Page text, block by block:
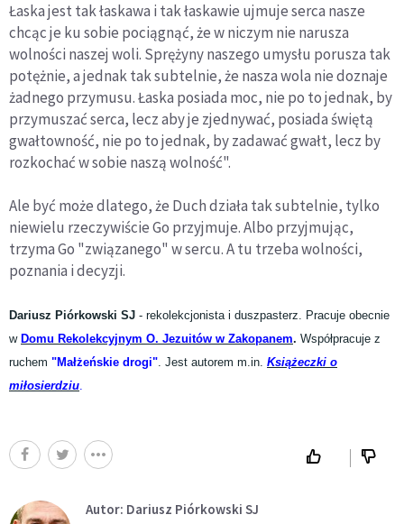
Łaska jest tak łaskawa i tak łaskawie ujmuje serca nasze
chcąc je ku sobie pociągnąć, że w niczym nie narusza
wolności naszej woli. Sprężyny naszego umysłu porusza tak
potężnie, a jednak tak subtelnie, że nasza wola nie doznaje
żadnego przymusu. Łaska posiada moc, nie po to jednak, by
przymuszać serca, lecz aby je zjednywać, posiada świętą
gwałtowność, nie po to jednak, by zadawać gwałt, lecz by
rozkochać w sobie naszą wolność".
Ale być może dlatego, że Duch działa tak subtelnie, tylko
niewielu rzeczywiście Go przyjmuje. Albo przyjmując,
trzyma Go "związanego" w sercu. A tu trzeba wolności,
poznania i decyzji.
Dariusz Piórkowski SJ - rekolekcjonista i duszpasterz. Pracuje obecnie
w Domu Rekolekcyjnym O. Jezuitów w Zakopanem. Współpracuje z
ruchem "Małżeńskie drogi". Jest autorem m.in. Książeczki o
miłosierdziu.
Autor: Dariusz Piórkowski SJ